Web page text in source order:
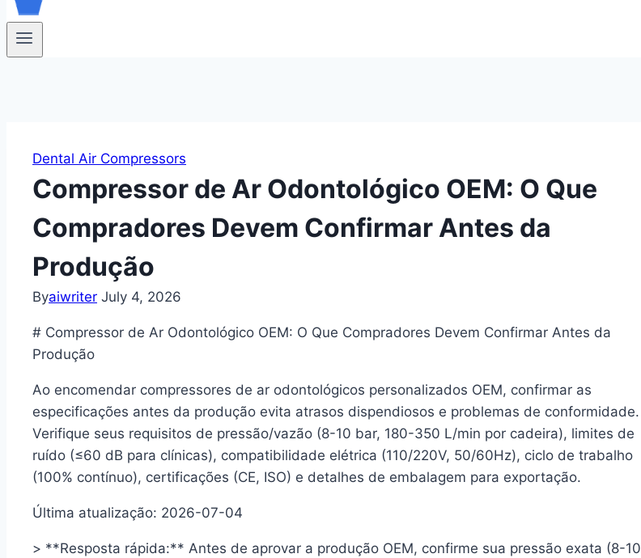
Dental Air Compressors
Compressor de Ar Odontológico OEM: O Que
Compradores Devem Confirmar Antes da
Produção
Byaiwriter July 4, 2026
# Compressor de Ar Odontológico OEM: O Que Compradores Devem Confirmar Antes da
Produção
Ao encomendar compressores de ar odontológicos personalizados OEM, confirmar as
especificações antes da produção evita atrasos dispendiosos e problemas de conformidade.
Verifique seus requisitos de pressão/vazão (8-10 bar, 180-350 L/min por cadeira), limites de
ruído (≤60 dB para clínicas), compatibilidade elétrica (110/220V, 50/60Hz), ciclo de trabalho
(100% contínuo), certificações (CE, ISO) e detalhes de embalagem para exportação.
Última atualização: 2026-07-04
> **Resposta rápida:** Antes de aprovar a produção OEM, confirme sua pressão exata (8-10